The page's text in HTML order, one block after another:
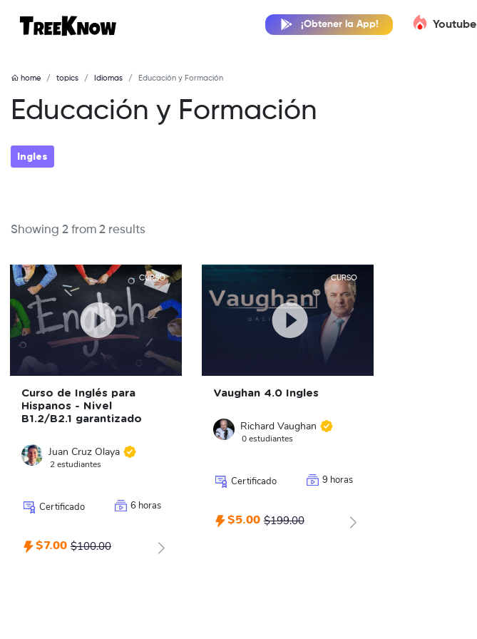
¡Obtener la App! Youtube
home topics Idiomas Educación y Formación
Educación y Formación
Ingles
Showing 2 from 2 results
CURSO
Curso de Inglés para
Hispanos - Nivel
B1.2/B2.1 garantizado
Juan Cruz Olaya
2 estudiantes
Certificado 6 horas
$7.00 $100.00
CURSO
Vaughan 4.0 Ingles
Richard Vaughan
0 estudiantes
Certificado 9 horas
$5.00 $199.00